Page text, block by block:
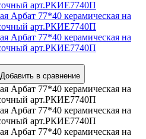
Добавить в сравнение